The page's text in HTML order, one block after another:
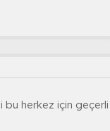
bu herkez için